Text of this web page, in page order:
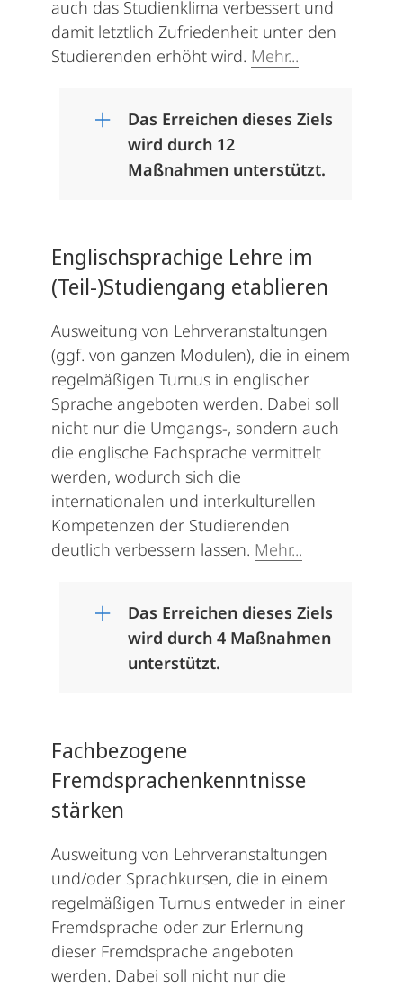
auch das Studienklima verbessert und
damit letztlich Zufriedenheit unter den
Studierenden erhöht wird. Mehr...
Das Erreichen dieses Ziels
wird durch 12
Maßnahmen unterstützt.
Englischsprachige Lehre im
(Teil-)Studiengang etablieren
Ausweitung von Lehrveranstaltungen
(ggf. von ganzen Modulen), die in einem
regelmäßigen Turnus in englischer
Sprache angeboten werden. Dabei soll
nicht nur die Umgangs-, sondern auch
die englische Fachsprache vermittelt
werden, wodurch sich die
internationalen und interkulturellen
Kompetenzen der Studierenden
deutlich verbessern lassen. Mehr...
Das Erreichen dieses Ziels
wird durch 4 Maßnahmen
unterstützt.
Fachbezogene
Fremdsprachenkenntnisse
stärken
Ausweitung von Lehrveranstaltungen
und/oder Sprachkursen, die in einem
regelmäßigen Turnus entweder in einer
Fremdsprache oder zur Erlernung
dieser Fremdsprache angeboten
werden. Dabei soll nicht nur die